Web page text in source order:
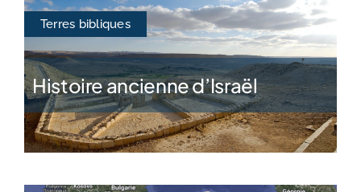
Terres bibliques
Histoire ancienne d’Israël